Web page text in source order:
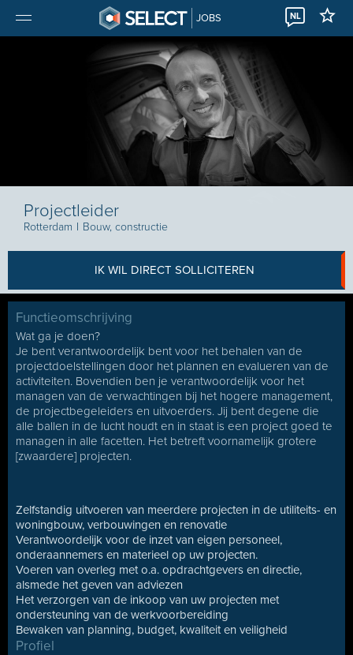
JOBS NL
Projectleider
Rotterdam I Bouw, constructie
IK WIL DIRECT SOLLICITEREN
Functieomschrijving
Wat ga je doen?
Je bent verantwoordelijk bent voor het behalen van de
projectdoelstellingen door het plannen en evalueren van de
activiteiten. Bovendien ben je verantwoordelijk voor het
managen van de verwachtingen bij het hogere management,
de projectbegeleiders en uitvoerders. Jij bent degene die
alle ballen in de lucht houdt en in staat is een project goed te
managen in alle facetten. Het betreft voornamelijk grotere
[zwaardere] projecten.
Zelfstandig uitvoeren van meerdere projecten in de utiliteits- en
woningbouw, verbouwingen en renovatie
Verantwoordelijk voor de inzet van eigen personeel,
onderaannemers en materieel op uw projecten.
Voeren van overleg met o.a. opdrachtgevers en directie,
alsmede het geven van adviezen
Het verzorgen van de inkoop van uw projecten met
ondersteuning van de werkvoorbereiding
Bewaken van planning, budget, kwaliteit en veiligheid
Profiel